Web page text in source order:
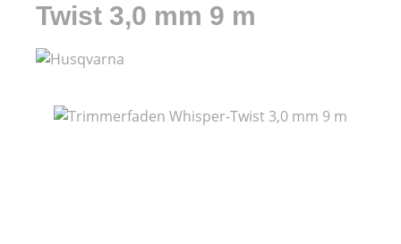
Twist 3,0 mm 9 m
Bildergalerie überspringen